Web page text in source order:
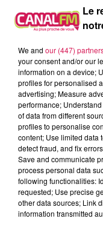
Canal fm
Geoffrey Deloux
La Ligne des
0:00
5 juin 2025 - 4 min 9
05.06.2025 -
Le
We and our (447)
your consent and/or our
information on a device;
profiles for personalised
advertising; Measure
performance;
of data from different
profiles to personalise
content; Use limited data
detect fraud, and fix
Save and communicate
process personal data
following functionalities:
requested; Use precise
other data sources; Link
information transmitted